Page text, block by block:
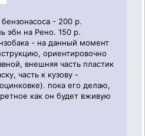
- 200 р.
эбн на Рено. 150 р.
- на данный момент
ориентировочно
внешняя часть пластик
часть к кузову -
пока его делаю,
как он будет вживую